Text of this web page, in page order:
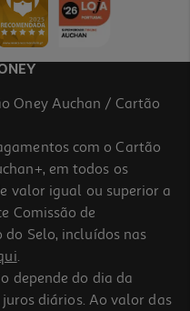
5.0
37-85" Inclin./girat.
Oney Auchan / Cartão
com o Cartão
em todos os
valor igual ou superior a
Comissão de
Selo, incluídos nas
.
depende do dia da
diários. Ao valor das